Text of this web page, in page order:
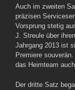
Auch im zweiten
präzisen
Vorsprung stetig
J. Streule über
Jahrgang 2013 ist
Premiere
das Heimteam
Der dritte Satz